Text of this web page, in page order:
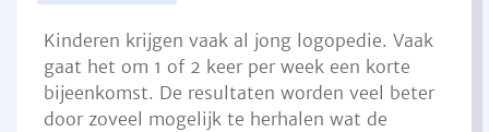
Kinderen krijgen vaak al jong logopedie. Vaak
gaat het om 1 of 2 keer per week een korte
bijeenkomst. De resultaten worden veel beter
door zoveel mogelijk te herhalen wat de